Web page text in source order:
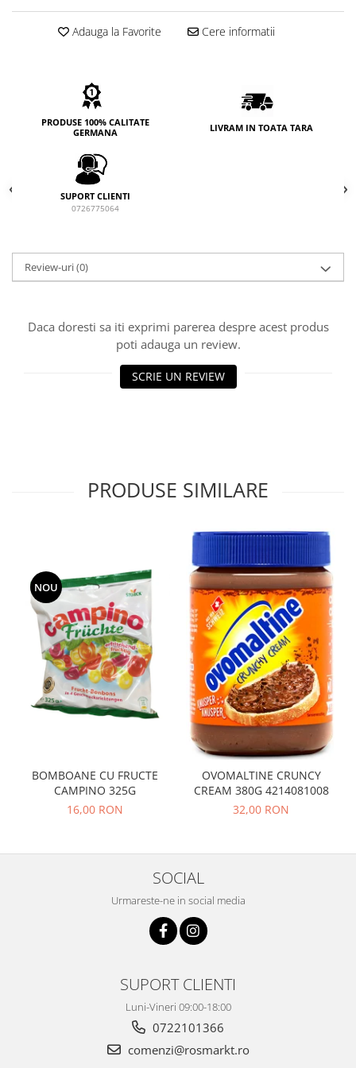
Adauga la Favorite Cere informatii
PRODUSE 100% CALITATE
GERMANA
LIVRAM IN TOATA TARA
SUPORT CLIENTI
0726775064
Review-uri(0)
Daca doresti sa iti exprimi parerea despre acest produs
poti adauga un review.
SCRIE UN REVIEW
PRODUSE SIMILARE
NOU
BOMBOANE CU FRUCTE
CAMPINO 325G
16,00 RON
OVOMALTINE CRUNCY
CREAM 380G 4214081008
32,00 RON
SOCIAL
Urmareste-ne in social media
SUPORT CLIENTI
Luni-Vineri 09:00-18:00
0722101366
comenzi@rosmarkt.ro